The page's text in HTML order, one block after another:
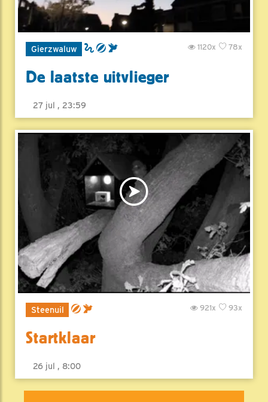
Gierzwaluw 78x
1120x
De laatste uitvlieger
27 jul , 23:59
Steenuil 93x
921x
Startklaar
26 jul , 8:00